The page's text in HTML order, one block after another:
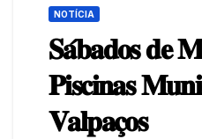
NOTÍCIA
𝐒𝐚́𝐛𝐚𝐝𝐨𝐬 𝐝𝐞
𝐏𝐢𝐬𝐜𝐢𝐧𝐚𝐬
𝐕𝐚𝐥𝐩𝐚𝐜̧𝐨𝐬